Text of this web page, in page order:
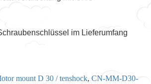
im Lieferumfang
mount D 30 / tenshock, CN-MM-D30-